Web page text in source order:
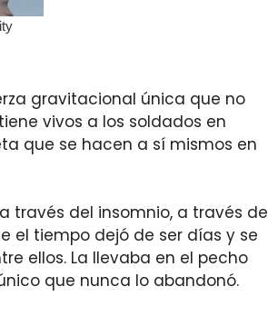
gravitacional única que no
vivos a los soldados en
que se hacen a sí mismos en
través del insomnio, a través de
el tiempo dejó de ser días y se
ellos. La llevaba en el pecho
que nunca lo abandonó.